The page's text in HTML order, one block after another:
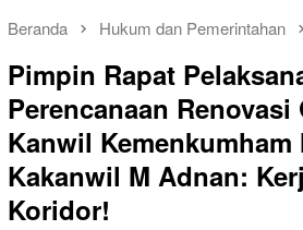
Beranda Hukum dan Pemerintahan
Pimpin Rapat
Perencanaan Renovasi
Kanwil Kemenkumham
Kakanwil M Adnan:
Koridor!